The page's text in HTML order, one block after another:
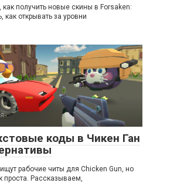
получить новые скины в Forsaken:
как открывать за уровни
коды в Чикен Ган
рабочие читы для Chicken Gun, но
проста. Рассказываем,